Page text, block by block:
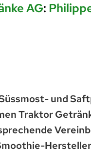
AG:
und
Traktor